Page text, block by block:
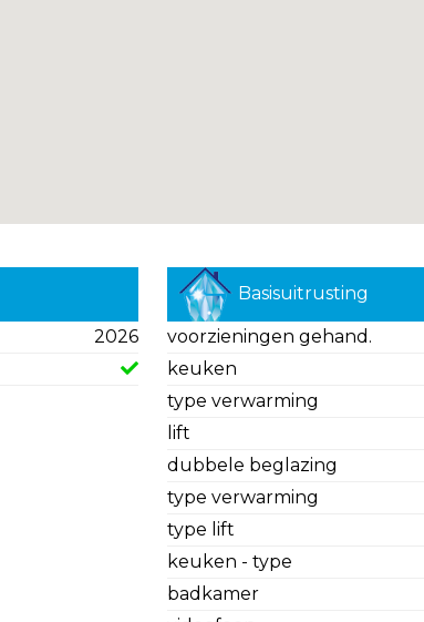
2026
Basisuitrusting
voorzieningen gehand.
keuken
type verwarming
lift
dubbele beglazing
type verwarming
type lift
keuken - type
badkamer